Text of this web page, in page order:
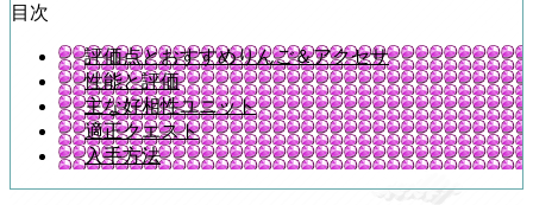
目次
評価点とおすすめりんご＆アクセサ
性能と評価
主な好相性ユニット
適正クエスト
入手方法